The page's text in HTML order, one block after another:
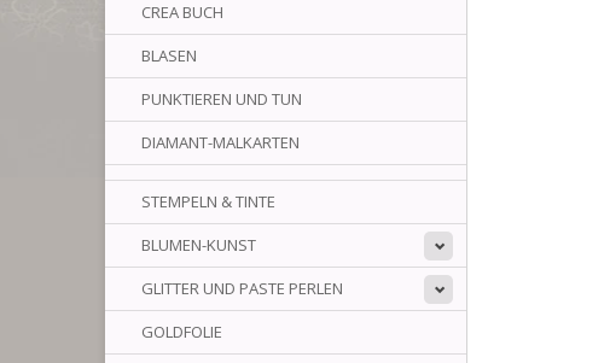
CREA BUCH
BLASEN
PUNKTIEREN UND TUN
DIAMANT-MALKARTEN
STEMPELN & TINTE
BLUMEN-KUNST
GLITTER UND PASTE PERLEN
GOLDFOLIE